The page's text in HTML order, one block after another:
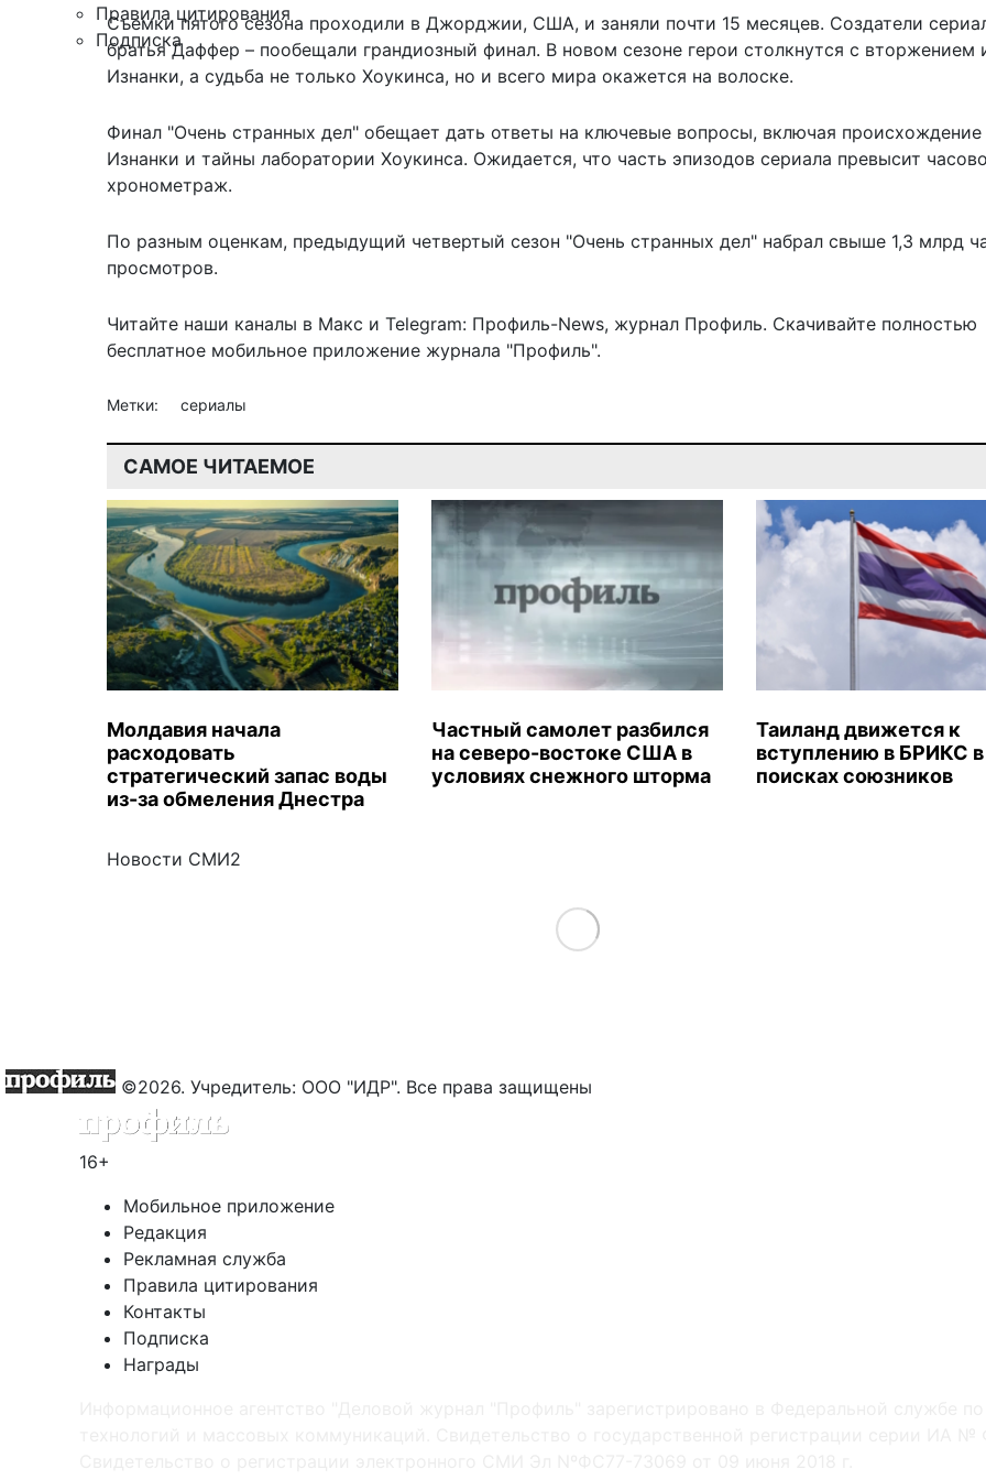
Правила цитирования
Подписка
Съемки пятого сезона проходили в Джорджии, США, и заняли почти 15 месяцев. Создатели
братья Даффер – пообещали грандиозный финал. В новом сезоне герои столкнутся с вторжением
Изнанки, а судьба не только Хоукинса, но и всего мира окажется на волоске.
Финал "Очень странных дел" обещает дать ответы на ключевые вопросы, включая происхождение
Изнанки и тайны лаборатории Хоукинса. Ожидается, что часть эпизодов сериала превысит
хронометраж.
По разным оценкам, предыдущий четвертый сезон "Очень странных дел" набрал свыше 1,3 млрд
просмотров.
Читайте наши каналы в Макс и Telegram: Профиль-News, журнал Профиль. Скачивайте полностью
бесплатное мобильное приложение журнала "Профиль".
Метки: сериалы
САМОЕ ЧИТАЕМОЕ
Молдавия начала
расходовать
стратегический запас воды
из-за обмеления Днестра
Частный самолет разбился
на северо-востоке США в
условиях снежного шторма
Таиланд движется к
вступлению в БРИКС в
поисках союзников
Новости СМИ2
Load More
©2026. Учредитель: ООО "ИДР". Все права защищены
16+
Мобильное приложение
Редакция
Рекламная служба
Правила цитирования
Контакты
Подписка
Награды